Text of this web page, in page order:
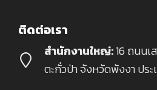
ติดต่อเรา
สำนักงานใหญ่:16 ถนนเ
ตะกั่วป่า จังหวัดพังงา ประ